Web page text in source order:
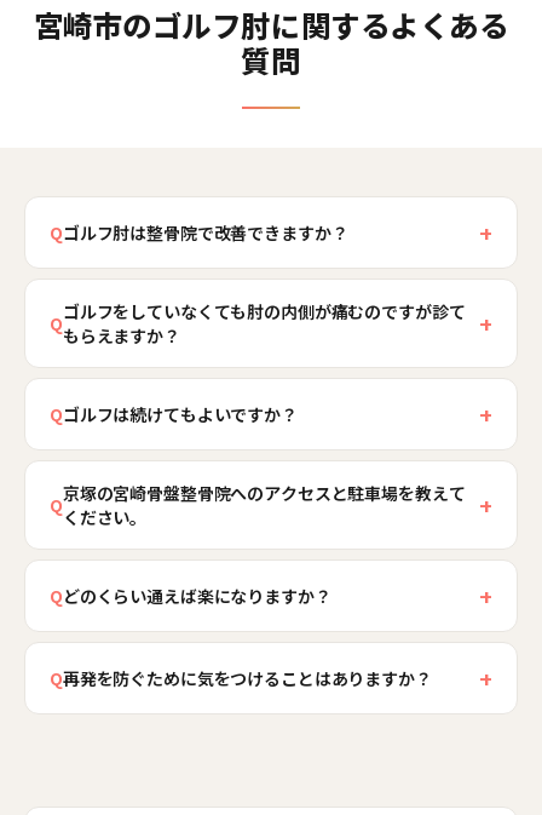
宮崎市のゴルフ肘に関するよくある
質問
Qゴルフ肘は整骨院で改善できますか？ +
はい、多くのゴルフ肘は、前腕の筋肉の硬さや手
首・肩の使い方といった肘に負担を集める要因を
整えることで改善が期待できます。当院では肘を
休めるだけでなく、負担の元になっている前腕・
肩・体幹の連動を検査し、痛みの出にくい状態づ
るため、検査のうえ必要に応じて医療機関の受診
をご案内します。
Qゴルフをしていなくても肘の内側が痛むのですが診て
もらえますか？
+
はい、ゴルフ肘という名前ですが、実際には家事
や育児、仕事で手や手首を繰り返し使うことが原
因になる方が多くいらっしゃいます。宮崎市京塚
い物袋の持ち運びで肘の内側を痛める方が来院さ
改善へ導きますので、スポーツをしていない方も
安心してご相談ください。
Qゴルフは続けてもよいですか？ +
痛みの程度によります。炎症が強い時期はプレー
や練習の量を一度落とすことをおすすめします
が、完全に中断せずに済む場合も多くあります。
当院では検査結果をもとに、どこまで動いてよい
か、グリップやスイングのどこを見直せば肘の負
い方を整えながらプレーするほうが、痛みを長引
かせずにゴルフを楽しみやすくなります。
Q京塚の宮崎骨盤整骨院へのアクセスと駐車場を教えて
ください。
+
当院は宮崎市京塚町の幹線道路沿いにあり、JR南
宮崎（日豊本線・日南線）から徒歩約10分の場所
です。院の前に無料駐車場をご用意していますの
ついでにお立ち寄りいただけます。受付は月〜金
が9:00〜12:00と15:00〜20:00、土曜は午前のみで
Qどのくらい通えば楽になりますか？ +
炎症の程度や手の使い方によって個人差がありま
すが、初期であれば数回の施術で物を持つときの
痛みが軽くなる方が多くいらっしゃいます。慢性
かけて整えていきます。当院では初回の検査で状
Q再発を防ぐために気をつけることはありますか？ +